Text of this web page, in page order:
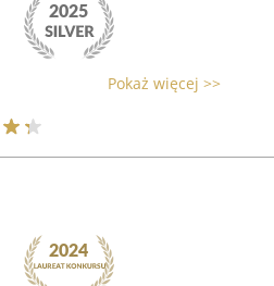
Pokaż więcej >>